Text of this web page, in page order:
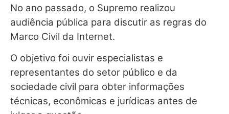
No ano passado, o Supremo realizou
audiência pública para discutir as regras do
Marco Civil da Internet.
O objetivo foi ouvir especialistas e
representantes do setor público e da
sociedade civil para obter informações
técnicas, econômicas e jurídicas antes de